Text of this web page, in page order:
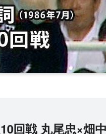
回戦 丸尾忠×畑中